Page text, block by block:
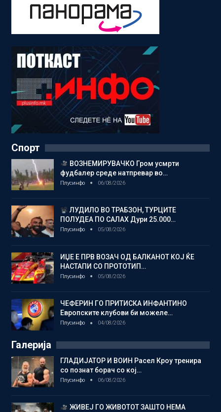
Спорт
ВОЗНЕМИРУВАЧКО Гром усмрти
фудбалер среде натпревар во…
Плусинфо 06/08/2026
ЛУДИЛО ВО ТРАБЗОН, ТУРЦИТЕ
ПОЛУДЕА ПО САЛАХ Дури 25.000…
Плусинфо 05/08/2026
ИЏЕ Е ПРВ ВОЗАЧ ОД БАЛКАНОТ КОЈ ЌЕ
НАСТАПИ СО ПРОТОТИП…
Плусинфо 05/08/2026
ЧЕФЕРИН ГО ПРИТИСКА ИНФАНТИНО
Европските клубови би можеле…
Плусинфо 04/08/2026
Галерија
ГЛАДИЈАТОР И ВОИН Расел Кроу тренира
со познат борач со кој…
Плусинфо 06/08/2026
ЖИВЕЈ ГО ЖИВОТОТ ЗАШТО НЕМА